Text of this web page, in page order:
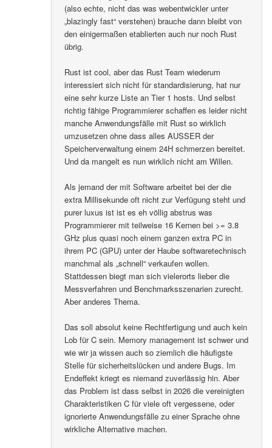
(also echte, nicht das was webentwickler unter
„blazingly fast“ verstehen) brauche dann bleibt von
den einigermaßen etablierten auch nur noch Rust
übrig.
Rust ist cool, aber das Rust Team wiederum
interessiert sich nicht für standardisierung, hat nur
eine sehr kurze Liste an Tier 1 hosts. Und selbst
richtig fähige Programmierer schaffen es leider nicht
manche Anwendungsfälle mit Rust so wirklich
umzusetzen ohne dass alles AUSSER der
Speicherverwaltung einem 24H schmerzen bereitet.
Und da mangelt es nun wirklich nicht am Willen.
Als jemand der mit Software arbeitet bei der die
extra Millisekunde oft nicht zur Verfügung steht und
purer luxus ist ist es eh völlig abstrus was
Programmierer mit teilweise 16 Kernen bei >= 3.8
GHz plus quasi noch einem ganzen extra PC in
ihrem PC (GPU) unter der Haube softwaretechnisch
manchmal als „schnell“ verkaufen wollen.
Stattdessen biegt man sich vielerorts lieber die
Messverfahren und Benchmarksszenarien zurecht.
Aber anderes Thema.
Das soll absolut keine Rechtfertigung und auch kein
Lob für C sein. Memory management ist schwer und
wie wir ja wissen auch so ziemlich die häufigste
Stelle für sicherheitslücken und andere Bugs. Im
Endeffekt kriegt es niemand zuverlässig hin. Aber
das Problem ist dass selbst in 2026 die vereinigten
Charakteristiken C für viele oft vergessene, oder
ignorierte Anwendungsfälle zu einer Sprache ohne
wirkliche Alternative machen.